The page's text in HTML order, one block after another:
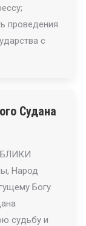
проведения
с
Судана
Народ
Богу
судьбу и